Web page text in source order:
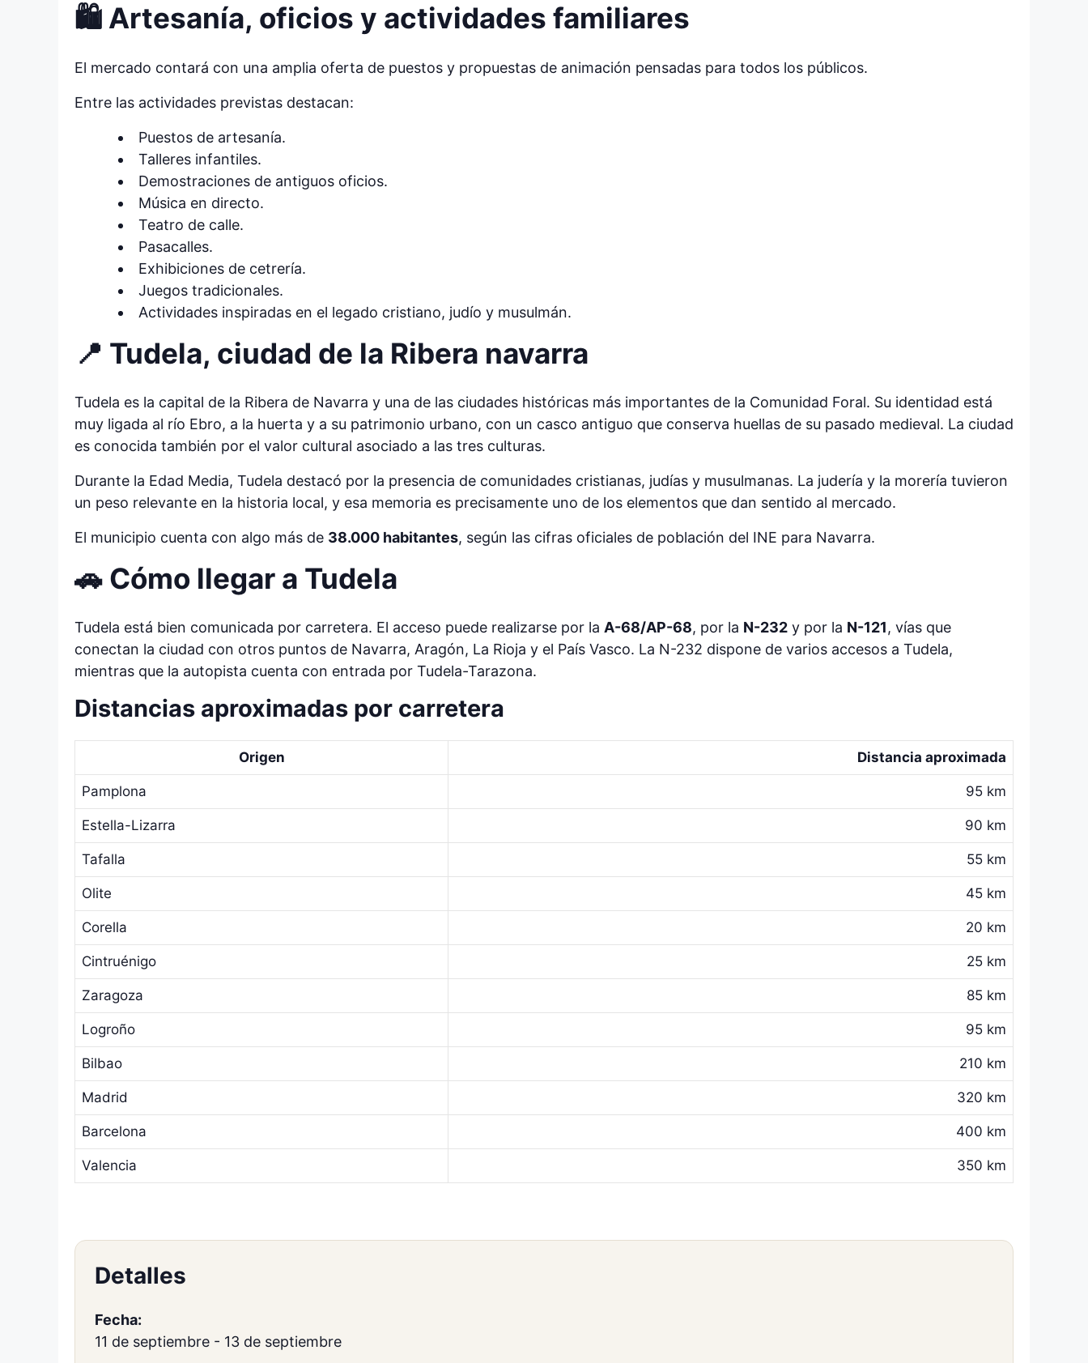
🛍️ Artesanía, oficios y actividades familiares
El mercado contará con una amplia oferta de puestos y propuestas de animación pensadas para todos los públicos.
Entre las actividades previstas destacan:
Puestos de artesanía.
Talleres infantiles.
Demostraciones de antiguos oficios.
Música en directo.
Teatro de calle.
Pasacalles.
Exhibiciones de cetrería.
Juegos tradicionales.
Actividades inspiradas en el legado cristiano, judío y musulmán.
📍 Tudela, ciudad de la Ribera navarra
Tudela es la capital de la Ribera de Navarra y una de las ciudades históricas más importantes de la Comunidad Foral. Su identidad está
muy ligada al río Ebro, a la huerta y a su patrimonio urbano, con un casco antiguo que conserva huellas de su pasado medieval. La ciudad
es conocida también por el valor cultural asociado a las tres culturas.
Durante la Edad Media, Tudela destacó por la presencia de comunidades cristianas, judías y musulmanas. La judería y la morería tuvieron
un peso relevante en la historia local, y esa memoria es precisamente uno de los elementos que dan sentido al mercado.
El municipio cuenta con algo más de 38.000 habitantes, según las cifras oficiales de población del INE para Navarra.
🚗 Cómo llegar a Tudela
Tudela está bien comunicada por carretera. El acceso puede realizarse por la A-68/AP-68, por la N-232 y por la N-121, vías que
conectan la ciudad con otros puntos de Navarra, Aragón, La Rioja y el País Vasco. La N-232 dispone de varios accesos a Tudela,
mientras que la autopista cuenta con entrada por Tudela-Tarazona.
Distancias aproximadas por carretera
Origen Distancia aproximada
Pamplona 95 km
Estella-Lizarra 90 km
Tafalla 55 km
Olite 45 km
Corella 20 km
Cintruénigo 25 km
Zaragoza 85 km
Logroño 95 km
Bilbao 210 km
Madrid 320 km
Barcelona 400 km
Valencia 350 km
Detalles
Fecha:
11 de septiembre - 13 de septiembre